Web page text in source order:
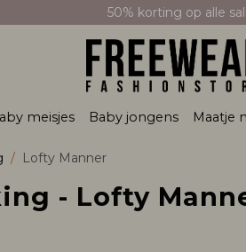
50% korting op alle
meisjes Baby jongens Maatje
Lofty Manner
- Lofty